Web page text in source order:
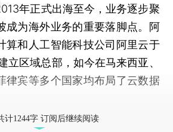
年正式出海至今，业务逐步聚
成为海外业务的重要落脚点。阿
算和人工智能科技公司阿里云于
立区域总部，如今在马来西亚、
律宾等多个国家均布局了云数据
计1244字 订阅后继续阅读